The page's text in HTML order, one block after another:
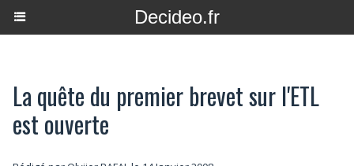
Decideo.fr
La quête du premier brevet sur l'ETL
est ouverte